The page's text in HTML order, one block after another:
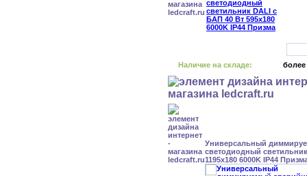
Наличие на складе: более
Универсальный
светодиодный
1195x180 6000K IP44